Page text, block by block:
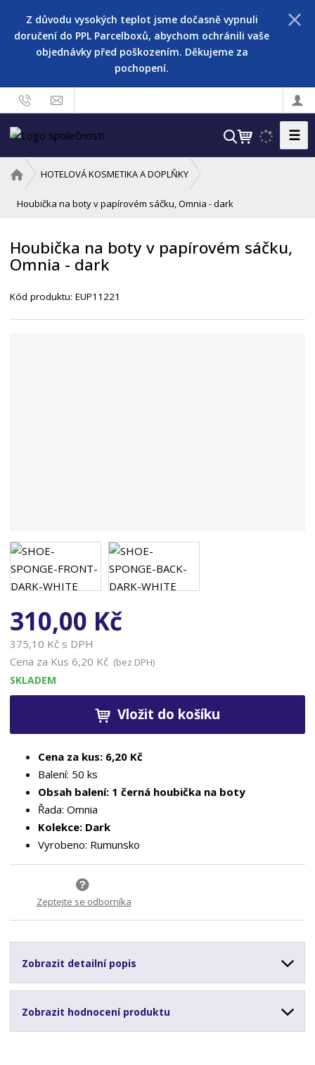
Z důvodu vysokých teplot jsme dočasně vypnuli
doručení do PPL Parcelboxů, abychom ochránili vaše
objednávky před poškozením. Děkujeme za
pochopení.
V
t
☰
v
o
í
s
r
HOTELOVÁ KOSMETIKA A DOPLŇKY
Houbička na boty v papírovém sáčku, Omnia - dark
Houbička na boty v papírovém sáčku,
Omnia - dark
Kód produktu:EUP11221
310,00 Kč
375,10 Kč s DPH
Cena za Kus 6,20 Kč (bez DPH)
SKLADEM
Vložit do košíku
Cena za kus: 6,20 Kč
Balení: 50 ks
Obsah balení: 1 černá houbička na boty
Řada: Omnia
Kolekce: Dark
Vyrobeno: Rumunsko
Zeptejte se odborníka
Zobrazit detailní popis
Zobrazit hodnocení produktu